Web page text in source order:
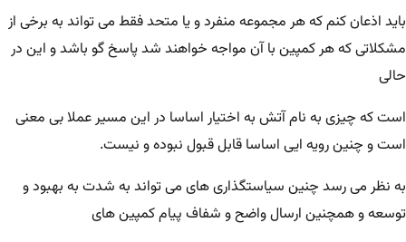
باید اذعان کنم که هر مجموعه منفرد و یا متحد فقط می تواند به برخی از
مشکلاتی که هر کمپین با آن مواجه خواهند شد پاسخ گو باشد و این در
حالی
است که چیزی به نام آتش به اختیار اساسا در این مسیر عملا بی معنی
است و چنین رویه ایی اساسا قابل قبول نبوده و نیست.
به نظر می رسد چنین سیاستگذاری های می تواند به شدت به بهبود و
توسعه و همچنین ارسال واضح و شفاف پیام کمپین های